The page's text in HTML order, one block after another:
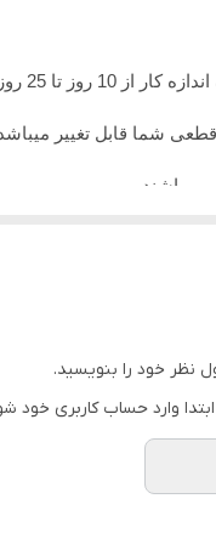
تا 25 روز زمان میبرد
شما قابل تغییر
میباشند
از پشتیبان های ما
نظر خود را بنویسید.
وارد حساب کاربری خود